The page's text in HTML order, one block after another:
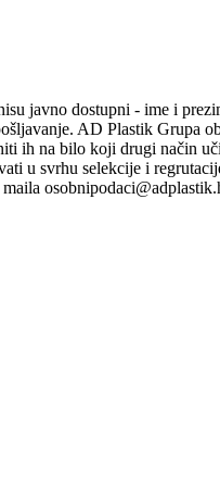
javno dostupni - ime i
AD Plastik
ih na bilo koji drugi način
u svrhu selekcije i